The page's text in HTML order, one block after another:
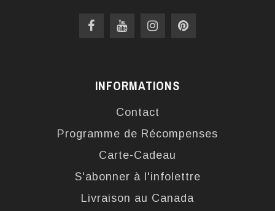
INFORMATIONS
Contact
Programme de Récompenses
Carte-Cadeau
S'abonner à l'infolettre
Livraison au Canada